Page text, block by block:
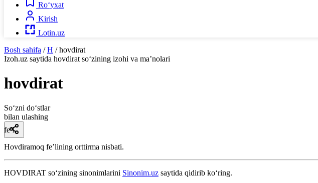
Ro‘yxat
Kirish
Lotin.uz
Bosh sahifa / H / hovdirat
Izoh.uz saytida hovdirat so‘zining izohi va ma’nolari
hovdirat
So‘zni do‘stlar
bilan ulashing
fe’l
Hovdiramoq feʼlining orttirma nisbati.
HOVDIRAT so‘zining sinonimlarini Sinonim.uz saytida qidirib ko‘ring.